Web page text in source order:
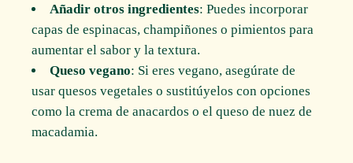
Añadir otros ingredientes: Puedes incorporar
capas de espinacas, champiñones o pimientos para
aumentar el sabor y la textura.
Queso vegano: Si eres vegano, asegúrate de
usar quesos vegetales o sustitúyelos con opciones
como la crema de anacardos o el queso de nuez de
macadamia.